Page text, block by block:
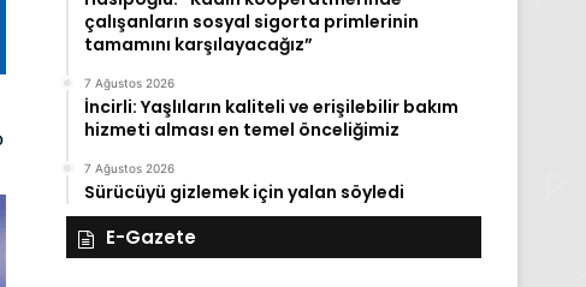
çalışanların sosyal sigorta primlerinin
tamamını karşılayacağız”
7 Ağustos 2026
İncirli: Yaşlıların kaliteli ve erişilebilir bakım
hizmeti alması en temel önceliğimiz
7 Ağustos 2026
Sürücüyü gizlemek için yalan söyledi
E-Gazete